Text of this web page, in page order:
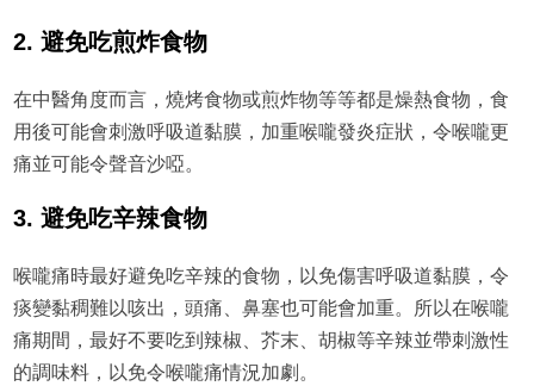
2. 避免吃煎炸食物
在中醫角度而言，燒烤食物或煎炸物等等都是燥熱食物，食
用後可能會刺激呼吸道黏膜，加重喉嚨發炎症狀，令喉嚨更
痛並可能令聲音沙啞。
3. 避免吃辛辣食物
喉嚨痛時最好避免吃辛辣的食物，以免傷害呼吸道黏膜，令
痰變黏稠難以咳出，頭痛、鼻塞也可能會加重。所以在喉嚨
痛期間，最好不要吃到辣椒、芥末、胡椒等辛辣並帶刺激性
的調味料，以免令喉嚨痛情況加劇。